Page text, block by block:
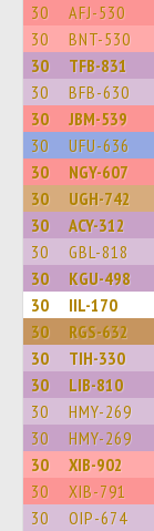
30 AFJ-530
30 BNT-530
30 TFB-831
30 BFB-630
30 JBM-539
30 UFU-636
30 NGY-607
30 UGH-742
30 ACY-312
30 GBL-818
30 KGU-498
30 IIL-170
30 RGS-632
30 TIH-330
30 LIB-810
30 HMY-269
30 HMY-269
30 XIB-902
30 XIB-791
30 OIP-674